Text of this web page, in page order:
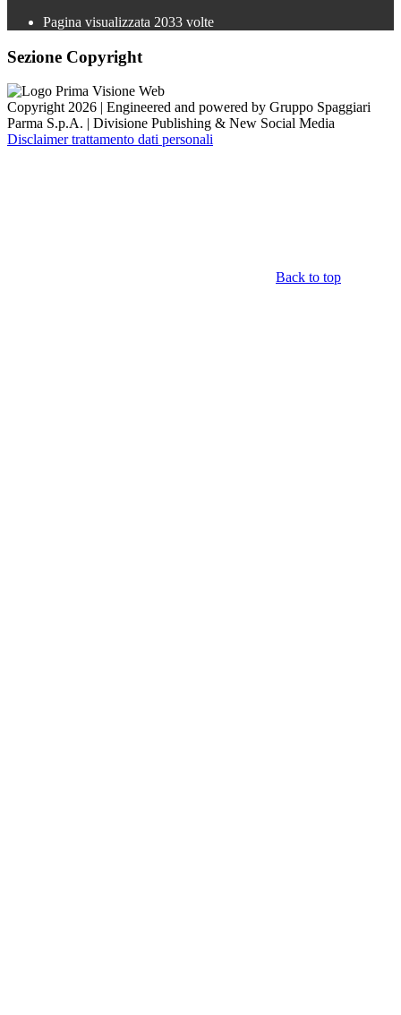
Pagina visualizzata 2033 volte
Sezione Copyright
Copyright 2026 | Engineered and powered by Gruppo Spaggiari
Parma S.p.A. | Divisione Publishing & New Social Media
Disclaimer trattamento dati personali
Back to top